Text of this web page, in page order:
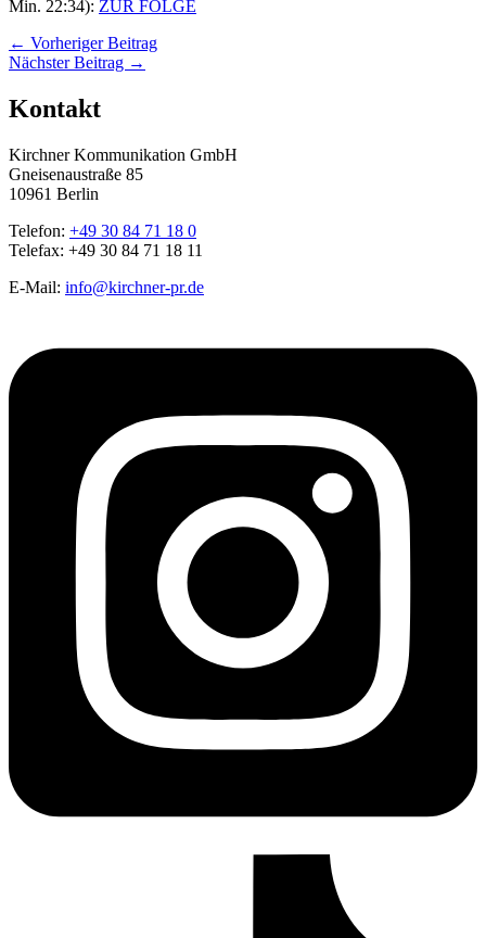
Min. 22:34): ZUR FOLGE
← Vorheriger Beitrag
Nächster Beitrag →
Kontakt
Kirchner Kommunikation GmbH
Gneisenaustraße 85
10961 Berlin
Telefon: +49 30 84 71 18 0
Telefax: +49 30 84 71 18 11
E-Mail: info@kirchner-pr.de